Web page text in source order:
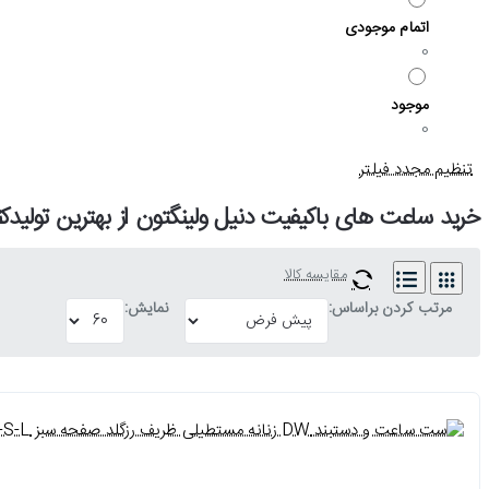
اتمام موجودی
0
موجود
0
تنظیم مجدد فیلتر
خرید ساعت های باکیفیت دنیل ولینگتون از بهترین
مقایسه کالا
مرتب کردن براساس: نمایش: